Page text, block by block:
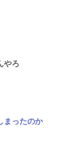
やろ
まったのか